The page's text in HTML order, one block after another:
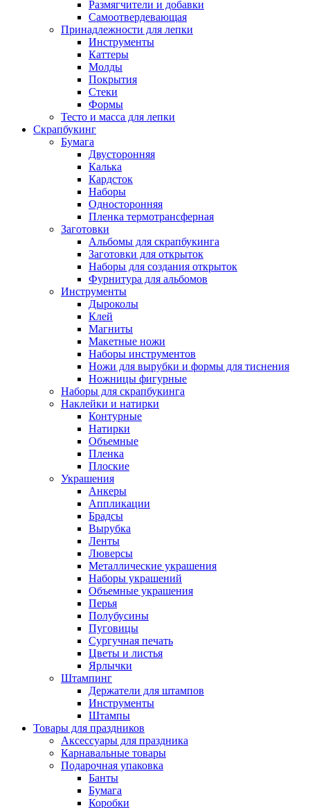
Размягчители и добавки
Самоотвердевающая
Принадлежности для лепки
Инструменты
Каттеры
Молды
Покрытия
Стеки
Формы
Тесто и масса для лепки
Скрапбукинг
Бумага
Двусторонняя
Калька
Кардсток
Наборы
Односторонняя
Пленка термотрансферная
Заготовки
Альбомы для скрапбукинга
Заготовки для открыток
Наборы для создания открыток
Фурнитура для альбомов
Инструменты
Дыроколы
Клей
Магниты
Макетные ножи
Наборы инструментов
Ножи для вырубки и формы для тиснения
Ножницы фигурные
Наборы для скрапбукинга
Наклейки и натирки
Контурные
Натирки
Объемные
Пленка
Плоские
Украшения
Анкеры
Аппликации
Брадсы
Вырубка
Ленты
Люверсы
Металлические украшения
Наборы украшений
Объемные украшения
Перья
Полубусины
Пуговицы
Сургучная печать
Цветы и листья
Ярлычки
Штампинг
Держатели для штампов
Инструменты
Штампы
Товары для праздников
Аксессуары для праздника
Карнавальные товары
Подарочная упаковка
Банты
Бумага
Коробки